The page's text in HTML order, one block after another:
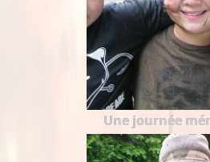
Une journée